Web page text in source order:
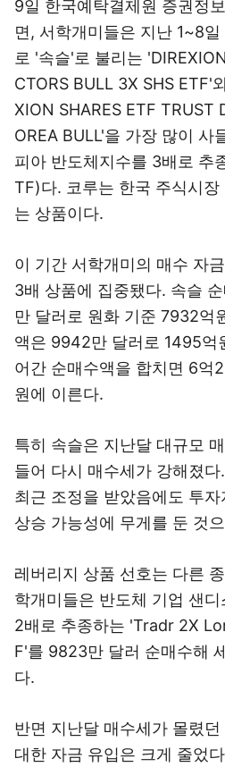
9일 한국예탁결제원 증권정
면, 서학개미들은 지난 1~8
로 '속슬'로 불리는
CTORS BULL 3X SHS ETF'
XION SHARES ETF TRUST
OREA BULL'을 가장 많이 사
피아 반도체지수를 3배로 추
TF)다. 코루는 한국 주식시
는 상품이다.
이 기간 서학개미의 매수 자
3배 상품에 집중됐다. 속슬
만 달러로 원화 기준 7932억
액은 9942만 달러로 1495억
어간 순매수액을 합치면 6억
원에 이른다.
특히 속슬은 지난달 대규모
들어 다시 매수세가 강해졌
최근 조정을 받았음에도 투
상승 가능성에 무게를 둔 것
레버리지 상품 선호는 다른
학개미들은 반도체 기업 샌
2배로 추종하는 'Tradr 2X
F'를 9823만 달러 순매수해
다.
반면 지난달 매수세가 몰렸
대한 자금 유입은 크게 줄었